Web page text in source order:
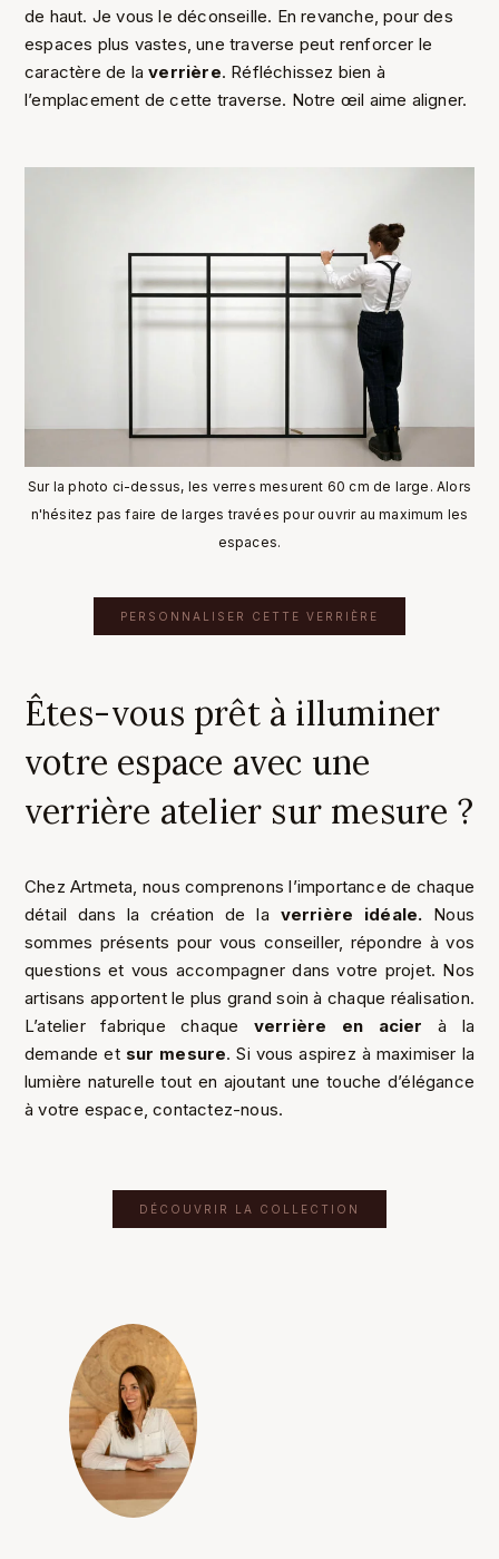
de haut. Je vous le déconseille. En revanche, pour des
espaces plus vastes, une traverse peut renforcer le
caractère de laverrière. Réfléchissez bien à
l’emplacement de cette traverse. Notre œil aime aligner.
Sur la photo ci-dessus, les verres mesurent 60 cm de large. Alors
n'hésitez pas faire de larges travées pour ouvrir au maximum les
espaces.
PERSONNALISER CETTE VERRIÈRE
Êtes-vous prêt à illuminer
votre espace avec une
verrière atelier sur mesure ?
Chez Artmeta, nous comprenons l’importance de chaque
détail dans la création de la verrière idéale. Nous
sommes présents pour vous conseiller, répondre à vos
questions et vous accompagner dans votre projet. Nos
artisans apportent le plus grand soin à chaque réalisation.
L’atelier fabrique chaque verrière en acier à la
demande et sur mesure. Si vous aspirez à maximiser la
lumière naturelle tout en ajoutant une touche d’élégance
à votre espace, contactez-nous.
DÉCOUVRIR LA COLLECTION